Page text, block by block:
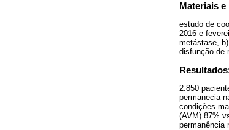
Materiais e
estudo de
2016 e
metástase,
disfunção de
2.850
permanecia
condições
(AVM) 87%
permanência